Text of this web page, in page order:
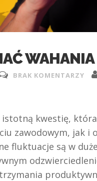
BRAK KOMENTARZY
kwestię,
zawodowym, jak
fluktuacje są w